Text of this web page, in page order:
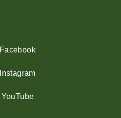
Facebook
Instagram
YouTube